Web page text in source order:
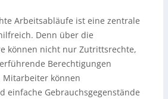
Arbeitsabläufe ist eine zentrale
Denn über die
können nicht nur Zutrittsrechte,
Berechtigungen
können
einfache Gebrauchsgegenstände